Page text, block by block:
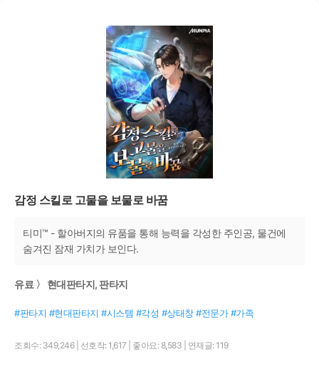
감정 스킬로 고물을 보물로 바꿈
티미™ - 할아버지의 유품을 통해 능력을 각성한 주인공, 물건에
숨겨진 잠재 가치가 보인다.
유료 〉 현대판타지, 판타지
#판타지 #현대판타지 #시스템 #각성 #상태창 #전문가 #가족
조회수: 349,246 선호작: 1,617 좋아요: 8,583 연재글: 119